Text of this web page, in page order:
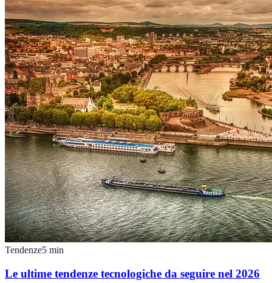
Tendenze5 min
Le ultime tendenze tecnologiche da seguire nel 2026